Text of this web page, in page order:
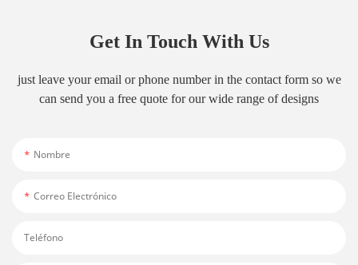
Get In Touch With Us
just leave your email or phone number in the contact form so we
can send you a free quote for our wide range of designs
Nombre
Correo Electrónico
Teléfono